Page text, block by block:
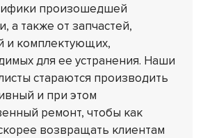
произошедшей
а также от запчастей,
и комплектующих,
для ее устранения. Наши
стараются производить
и при этом
ремонт, чтобы как
возвращать клиентам